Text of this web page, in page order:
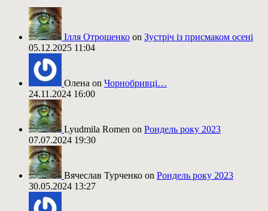
Ілля Отрошенко on Зустріч із присмаком осені
05.12.2025 11:04
Олена on Чорнобривці…
24.11.2024 16:00
Lyudmila Romen on Рондель року 2023
07.07.2024 19:30
Вячеслав Турченко on Рондель року 2023
30.05.2024 13:27